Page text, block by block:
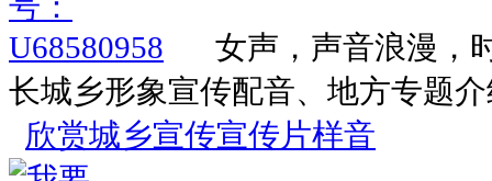
女声，声音浪漫，
长城乡形象宣传配音、地方专题
欣赏城乡宣传宣传片样音